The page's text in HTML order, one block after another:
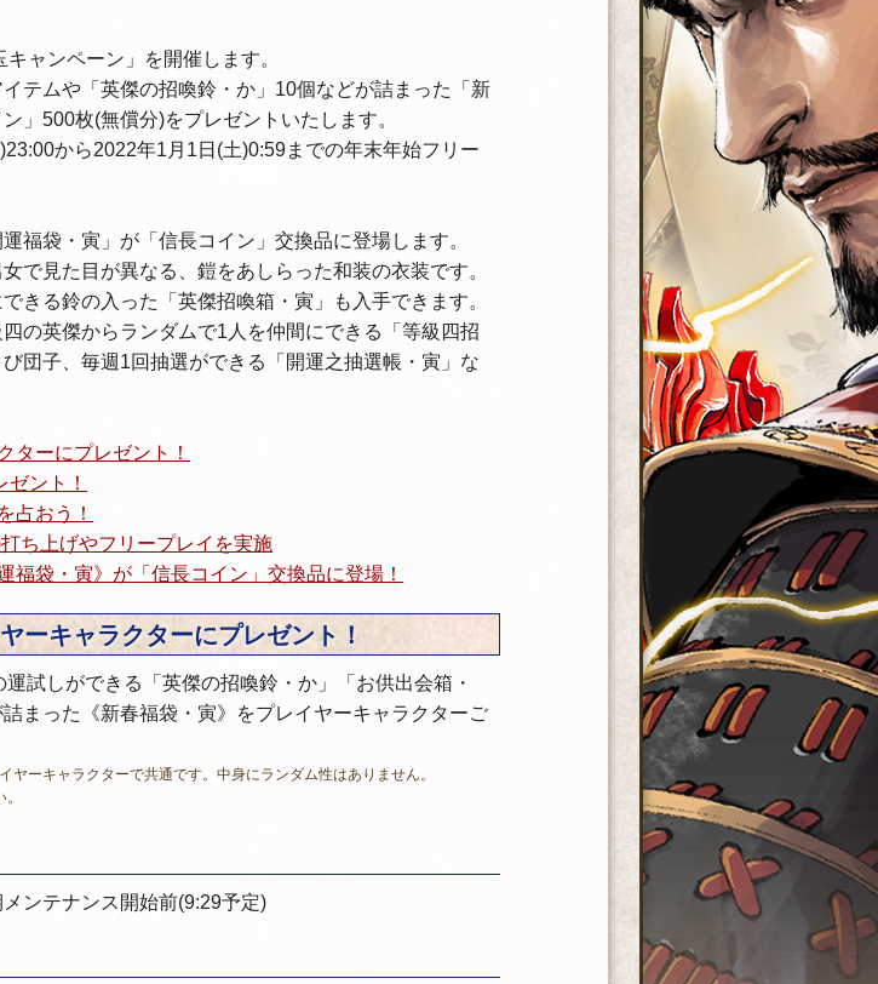
ャンペーン」を開催します。
テムや「英傑の招喚鈴・か」10個などが詰まった「新
」500枚(無償分)をプレゼントいたします。
から2022年1月1日(土)0:59までの年末年始フリー
福袋・寅」が「信長コイン」交換品に登場します。
で見た目が異なる、鎧をあしらった和装の衣装です。
きる鈴の入った「英傑招喚箱・寅」も入手できます。
の英傑からランダムで1人を仲間にできる「等級四招
団子、毎週1回抽選ができる「開運之抽選帳・寅」な
ターにプレゼント！
ント！
占おう！
ち上げやフリープレイを実施
袋・寅》が「信長コイン」交換品に登場！
ーキャラクターにプレゼント！
試しができる「英傑の招喚鈴・か」「お供出会箱・
まった《新春福袋・寅》をプレイヤーキャラクターご
ーキャラクターで共通です。中身にランダム性はありません。
ンテナンス開始前(9:29予定)